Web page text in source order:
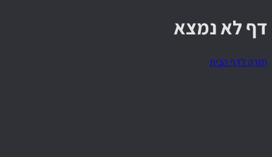
דף לא נמצא
חזרה לדף הבית